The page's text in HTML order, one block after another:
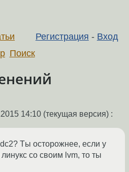
Регистрация - Вход
Поиск
14:10 (текущая версия) :
Tы осторожнее, если у
со своим lvm, то ты